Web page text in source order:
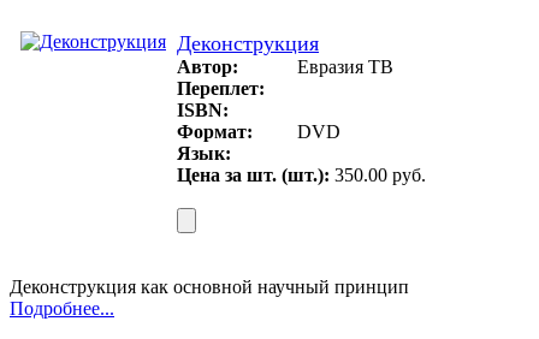
Деконструкция
Автор:
Евразия ТВ
Переплет:
ISBN:
Формат:
DVD
Язык:
Цена за шт. (шт.): 350.00 руб.
Деконструкция как основной научный принцип
Подробнее...